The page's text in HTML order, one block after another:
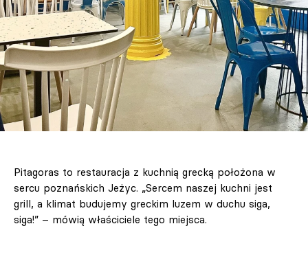
Pitagoras to restauracja z kuchnią grecką położona w
sercu poznańskich Jeżyc. „Sercem naszej kuchni jest
grill, a klimat budujemy greckim luzem w duchu siga,
siga!” – mówią właściciele tego miejsca.